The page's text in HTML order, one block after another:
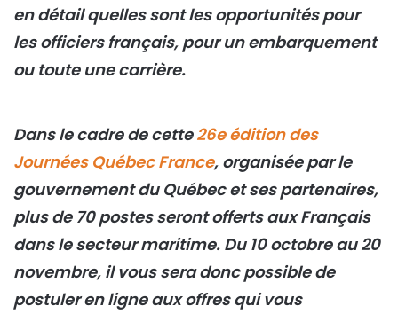
en détail quelles sont les opportunités pour
les officiers français, pour un embarquement
ou toute une carrière.
Dans le cadre de cette26e édition des
Journées Québec France, organisée par le
gouvernement du Québec et ses partenaires,
plus de 70 postes seront offerts aux Français
dans le secteur maritime. Du 10 octobre au 20
novembre, il vous sera donc possible de
postuler en ligne aux offres qui vous